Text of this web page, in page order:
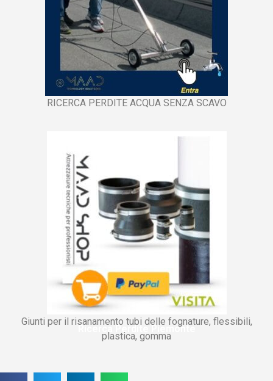
RICERCA PERDITE ACQUA SENZA SCAVO
Giunti per il risanamento tubi delle fognature, flessibili,
plastica, gomma
Ricerca Perdite Piemonte